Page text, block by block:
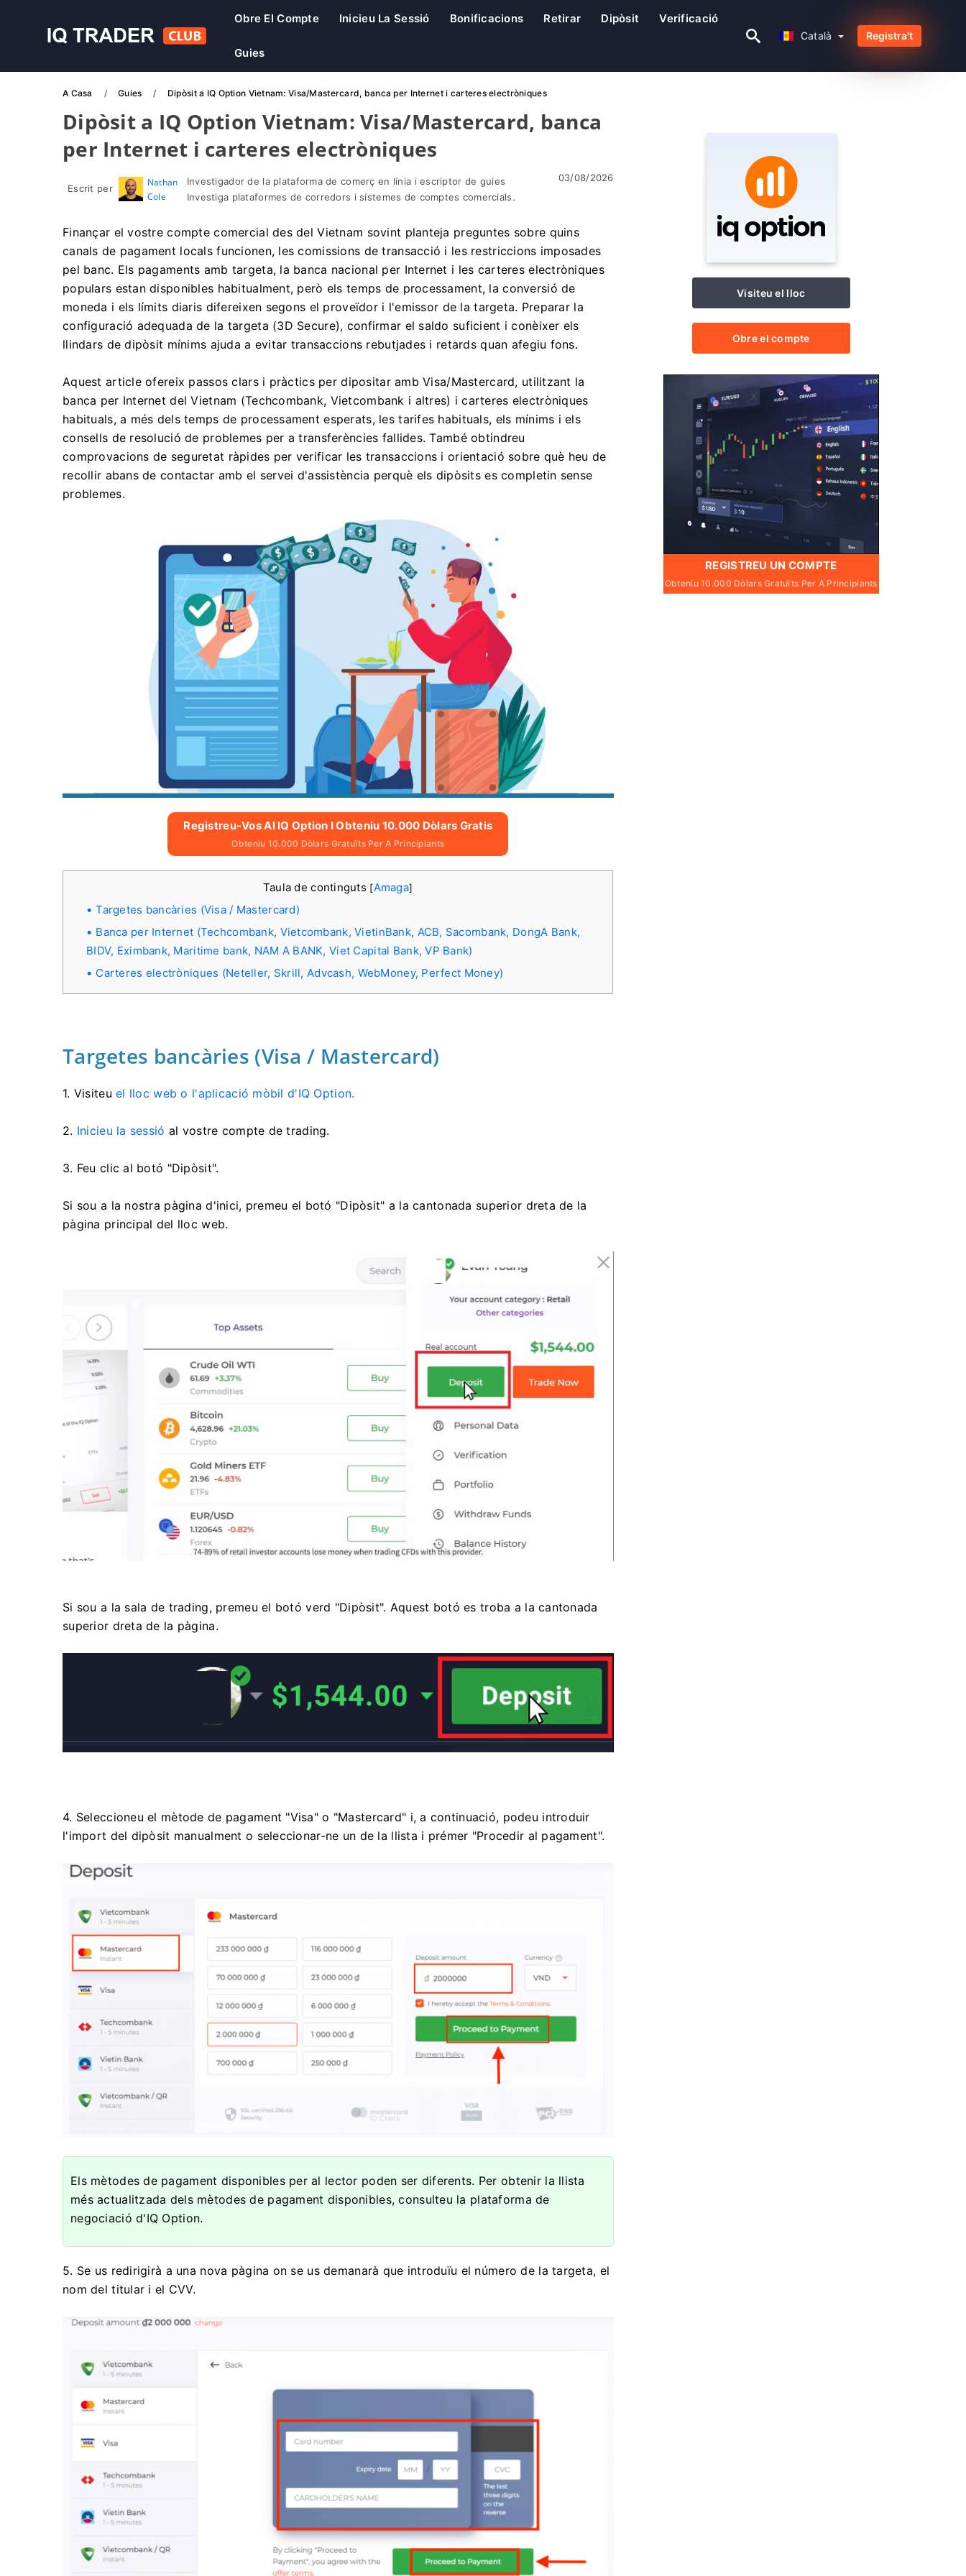
Obre El Compte Inicieu La Sessió Bonificacions Retirar Dipòsit Verificació
Guies
Català Registra't
A Casa Guies Dipòsit a IQ Option Vietnam: Visa/Mastercard, banca per Internet i carteres electròniques
Dipòsit a IQ Option Vietnam: Visa/Mastercard, banca
per Internet i carteres electròniques
Escrit per
Nathan
Cole
Investigador de la plataforma de comerç en línia i escriptor de guies
Investiga plataformes de corredors i sistemes de comptes comercials.
03/08/2026
Finançar el vostre compte comercial des del Vietnam sovint planteja preguntes sobre quins
canals de pagament locals funcionen, les comissions de transacció i les restriccions imposades
pel banc. Els pagaments amb targeta, la banca nacional per Internet i les carteres electròniques
populars estan disponibles habitualment, però els temps de processament, la conversió de
moneda i els límits diaris difereixen segons el proveïdor i l'emissor de la targeta. Preparar la
configuració adequada de la targeta (3D Secure), confirmar el saldo suficient i conèixer els
llindars de dipòsit mínims ajuda a evitar transaccions rebutjades i retards quan afegiu fons.
Aquest article ofereix passos clars i pràctics per dipositar amb Visa/Mastercard, utilitzant la
banca per Internet del Vietnam (Techcombank, Vietcombank i altres) i carteres electròniques
habituals, a més dels temps de processament esperats, les tarifes habituals, els mínims i els
consells de resolució de problemes per a transferències fallides. També obtindreu
comprovacions de seguretat ràpides per verificar les transaccions i orientació sobre què heu de
recollir abans de contactar amb el servei d'assistència perquè els dipòsits es completin sense
problemes.
Registreu-Vos Al IQ Option I Obteniu 10.000 Dòlars Gratis
Obteniu 10.000 Dòlars Gratuïts Per A Principiants
Taula de continguts [Amaga]
Targetes bancàries (Visa / Mastercard)
Banca per Internet (Techcombank, Vietcombank, VietinBank, ACB, Sacombank, DongA Bank,
BIDV, Eximbank, Maritime bank, NAM A BANK, Viet Capital Bank, VP Bank)
Carteres electròniques (Neteller, Skrill, Advcash, WebMoney, Perfect Money)
Targetes bancàries (Visa / Mastercard)
1. Visiteuel lloc web o l'aplicació mòbil d'IQ Option.
2. Inicieu la sessió al vostre compte de trading.
3. Feu clic al botó "Dipòsit".
Si sou a la nostra pàgina d'inici, premeu el botó "Dipòsit" a la cantonada superior dreta de la
pàgina principal del lloc web.
Si sou a la sala de trading, premeu el botó verd "Dipòsit". Aquest botó es troba a la cantonada
superior dreta de la pàgina.
4. Seleccioneu el mètode de pagament "Visa" o "Mastercard" i, a continuació, podeu introduir
l'import del dipòsit manualment o seleccionar-ne un de la llista i prémer "Procedir al pagament".
Els mètodes de pagament disponibles per al lector poden ser diferents. Per obtenir la llista
més actualitzada dels mètodes de pagament disponibles, consulteu la plataforma de
negociació d'IQ Option.
5. Se us redirigirà a una nova pàgina on se us demanarà que introduïu el número de la targeta, el
nom del titular i el CVV.
Visiteu el lloc
Obre el compte
REGISTREU UN COMPTE
Obteniu 10.000 Dòlars Gratuïts Per A Principiants